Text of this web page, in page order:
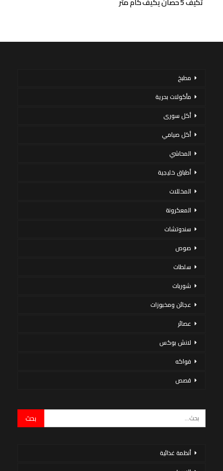
مطبخ
مأكولات بحرية
أكل سورى
أكل صيامي
المحاشي
أطباق خليجية
المخللات
المعكرونة
سندوتشات
صوص
سلطات
شوربات
عجائن ومخبوزات
عصائر
لانش بوكس
فواكه
قصص
أنظمة غذائية